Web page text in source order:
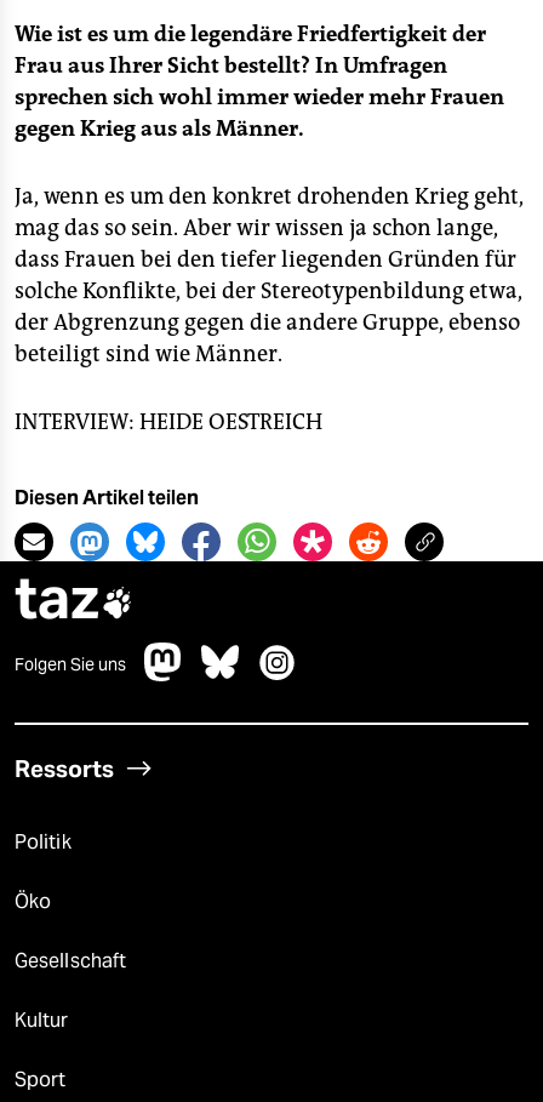
Wie ist es um die legendäre Friedfertigkeit der
Frau aus Ihrer Sicht bestellt? In Umfragen
sprechen sich wohl immer wieder mehr Frauen
gegen Krieg aus als Männer.
Ja, wenn es um den konkret drohenden Krieg geht,
mag das so sein. Aber wir wissen ja schon lange,
dass Frauen bei den tiefer liegenden Gründen für
solche Konflikte, bei der Stereotypenbildung etwa,
der Abgrenzung gegen die andere Gruppe, ebenso
beteiligt sind wie Männer.
INTERVIEW: HEIDE OESTREICH
Diesen Artikel teilen
taz
Folgen Sie uns
Ressorts
Politik
Öko
Gesellschaft
Kultur
Sport